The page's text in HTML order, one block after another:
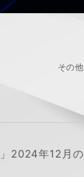
その他
」2024年12月の